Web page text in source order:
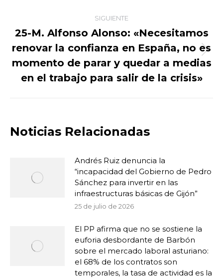
SIGUIENTE
Publicación
siguiente:
25-M. Alfonso Alonso: «Necesitamos
renovar la confianza en España, no es
momento de parar y quedar a medias
en el trabajo para salir de la crisis»
Noticias Relacionadas
Andrés Ruiz denuncia la
“incapacidad del Gobierno de Pedro
Sánchez para invertir en las
infraestructuras básicas de Gijón”
25 de julio de 2026
El PP afirma que no se sostiene la
euforia desbordante de Barbón
sobre el mercado laboral asturiano:
el 68% de los contratos son
temporales, la tasa de actividad es la